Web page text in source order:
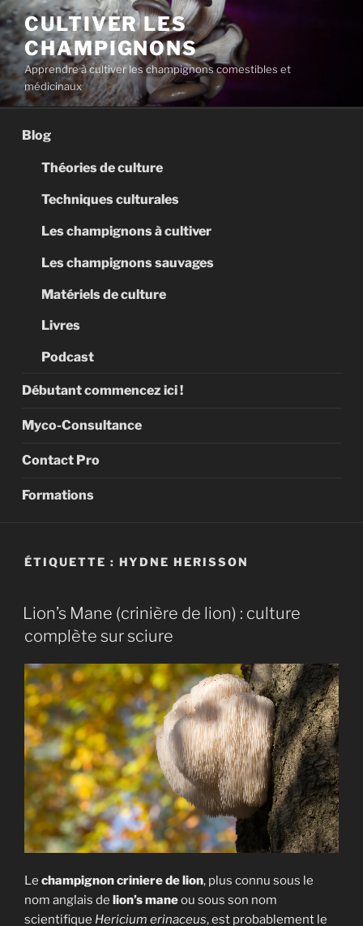
Aller
au
contenu
principal
CULTIVER LES
CHAMPIGNONS
Apprendre à cultiver les champignons comestibles et
médicinaux
Blog
Théories de culture
Techniques culturales
Les champignons à cultiver
Les champignons sauvages
Matériels de culture
Livres
Podcast
Débutant commencez ici !
Myco-Consultance
Contact Pro
Formations
ÉTIQUETTE : HYDNE HERISSON
Lion’s Mane (crinière de lion) : culture
complète sur sciure
Le champignon criniere de lion, plus connu sous le
nom anglais de lion’s maneou sous son nom
scientifique Hericium erinaceus, est probablement le